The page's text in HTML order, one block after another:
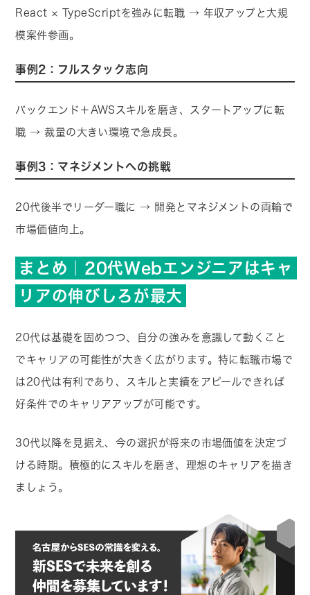
React × TypeScriptを強みに転職 → 年収アップと大規
模案件参画。
事例2：フルスタック志向
バックエンド＋AWSスキルを磨き、スタートアップに転
職 → 裁量の大きい環境で急成長。
事例3：マネジメントへの挑戦
20代後半でリーダー職に → 開発とマネジメントの両輪で
市場価値向上。
まとめ｜20代Webエンジニアはキャ
リアの伸びしろが最大
20代は基礎を固めつつ、自分の強みを意識して動くこと
でキャリアの可能性が大きく広がります。特に転職市場で
は20代は有利であり、スキルと実績をアピールできれば
好条件でのキャリアアップが可能です。
30代以降を見据え、今の選択が将来の市場価値を決定づ
ける時期。積極的にスキルを磨き、理想のキャリアを描き
ましょう。